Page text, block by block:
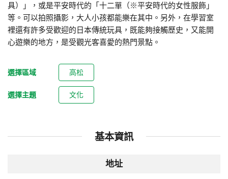
具）」，或是平安時代的「十二單（※平安時代的女性服飾」
等。可以拍照攝影，大人小孩都能樂在其中。另外，在學習室
裡還有許多受歡迎的日本傳統玩具，既能夠接觸歷史，又能開
心遊樂的地方，是受觀光客喜愛的熱門景點。
選擇區域 高松
選擇主題 文化
基本資訊
地址